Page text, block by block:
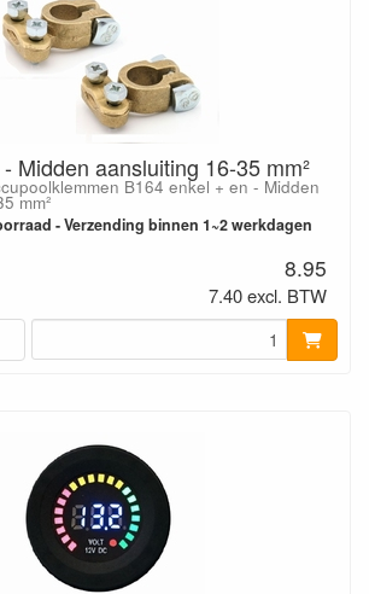
Midden aansluiting 16-35 mm²
B164 enkel + en - Midden
mm²
- Verzending binnen 1~2 werkdagen
8.95
7.40 excl. BTW